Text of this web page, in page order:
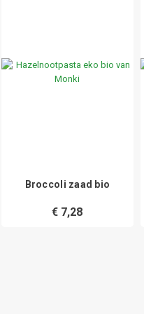
Broccoli zaad bio
€ 7,28